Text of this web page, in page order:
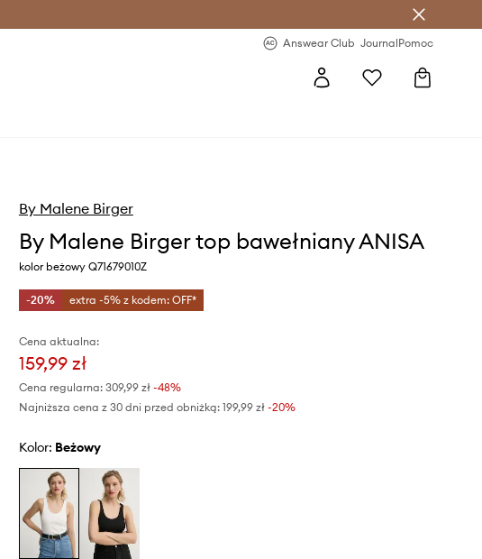
Answear Club JournalPomoc
By Malene Birger
By Malene Birger top bawełniany ANISA
kolor beżowy Q71679010Z
-20% extra -5% z kodem: OFF*
Cena aktualna:
159,99 zł
Cena regularna: 309,99 zł-48%
Najniższa cena z 30 dni przed obniżką: 199,99 zł -20%
Kolor: beżowy